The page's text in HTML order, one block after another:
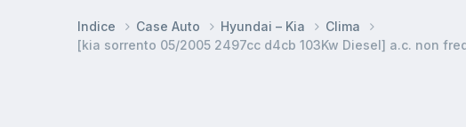
Indice Case Auto Hyundai – Kia
Clima
[kia sorrento 05/2005 2497cc d4cb 103Kw Diesel] a.c. non